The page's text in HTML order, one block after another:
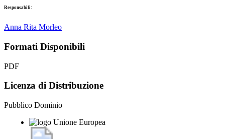
Responsabili:
Anna Rita Morleo
Formati Disponibili
PDF
Licenza di Distribuzione
Pubblico Dominio